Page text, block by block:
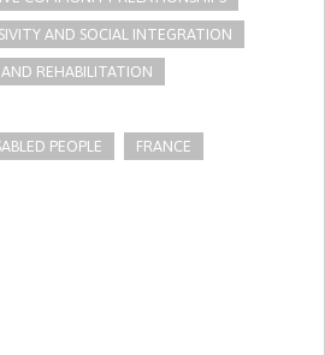
AND SOCIAL INTEGRATION
REHABILITATION
PEOPLE FRANCE